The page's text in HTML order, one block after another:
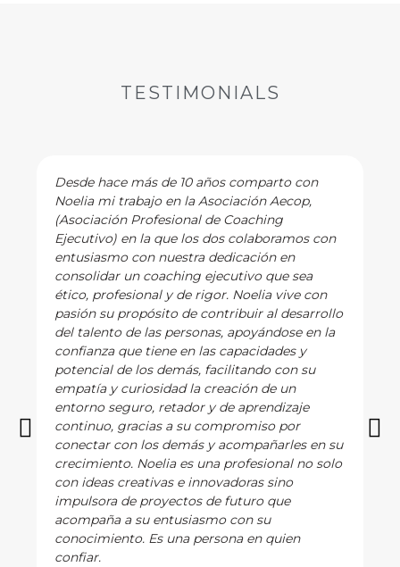
TESTIMONIALS
Desde hace más de 10 años comparto con
Noelia mi trabajo en la Asociación Aecop,
(Asociación Profesional de Coaching
Ejecutivo) en la que los dos colaboramos con
entusiasmo con nuestra dedicación en
consolidar un coaching ejecutivo que sea
ético, profesional y de rigor. Noelia vive con
pasión su propósito de contribuir al desarrollo
del talento de las personas, apoyándose en la
confianza que tiene en las capacidades y
potencial de los demás, facilitando con su
empatía y curiosidad la creación de un
entorno seguro, retador y de aprendizaje
continuo, gracias a su compromiso por
conectar con los demás y acompañarles en su
crecimiento. Noelia es una profesional no solo
con ideas creativas e innovadoras sino
impulsora de proyectos de futuro que
acompaña a su entusiasmo con su
conocimiento. Es una persona en quien
confiar.